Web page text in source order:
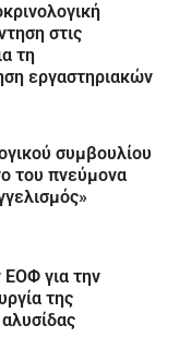
στις
τη
εργαστηριακών
συμβουλίου
του πνεύμονα
για την
της